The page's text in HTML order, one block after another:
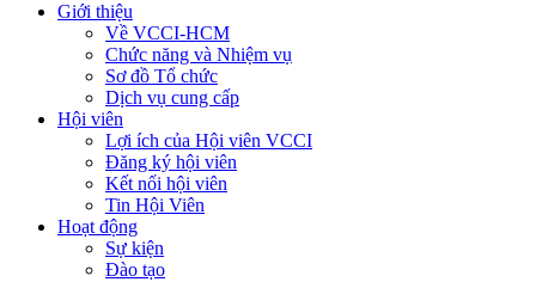
Giới thiệu
Về VCCI-HCM
Chức năng và Nhiệm vụ
Sơ đồ Tổ chức
Dịch vụ cung cấp
Hội viên
Lợi ích của Hội viên VCCI
Đăng ký hội viên
Kết nối hội viên
Tin Hội Viên
Hoạt động
Sự kiện
Đào tạo